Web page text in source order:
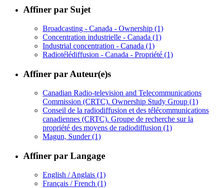
Affiner par Sujet
Broadcasting - Canada - Ownership (1)
Concentration industrielle - Canada (1)
Industrial concentration - Canada (1)
Radiotélédiffusion - Canada - Propriété (1)
Affiner par Auteur(e)s
Canadian Radio-television and Telecommunications
Commission (CRTC). Ownership Study Group (1)
Conseil de la radiodiffusion et des télécommunications
canadiennes (CRTC). Groupe de recherche sur la
propriété des moyens de radiodiffusion (1)
Magun, Sunder(1)
Affiner par Langage
English / Anglais (1)
Français / French (1)